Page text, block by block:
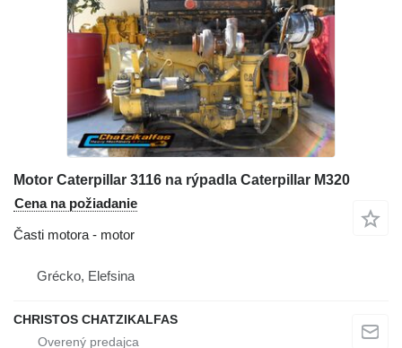
Motor Caterpillar 3116 na rýpadla Caterpillar M320
Cena na požiadanie
Časti motora - motor
Grécko, Elefsina
CHRISTOS CHATZIKALFAS